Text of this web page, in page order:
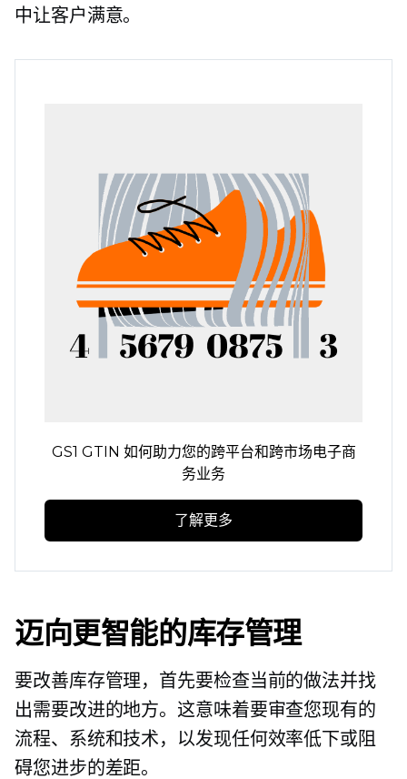
中让客户满意。
GS1 GTIN 如何助力您的跨平台和跨市场电子商
务业务
了解更多
迈向更智能的库存管理
要改善库存管理，首先要检查当前的做法并找
出需要改进的地方。这意味着要审查您现有的
流程、系统和技术，以发现任何效率低下或阻
碍您进步的差距。